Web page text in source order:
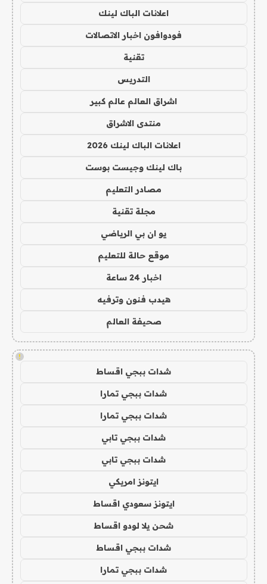
اعلانات الباك لينك
فودوافون اخبار الاتصالات
تقنية
التدريس
اشراق العالم عالم كبير
منتدى الاشراق
اعلانات الباك لينك 2026
باك لينك وجيست بوست
مصادر التعليم
مجلة تقنية
يو ان بي الرياضي
موقع حالة للتعليم
اخبار 24 ساعة
هيدب فنون وترفيه
صحيفة العالم
!
شدات ببجي اقساط
شدات ببجي تمارا
شدات ببجي تمارا
شدات ببجي تابي
شدات ببجي تابي
ايتونز امريكي
ايتونز سعودي اقساط
شحن يلا لودو اقساط
شدات ببجي اقساط
شدات ببجي تمارا